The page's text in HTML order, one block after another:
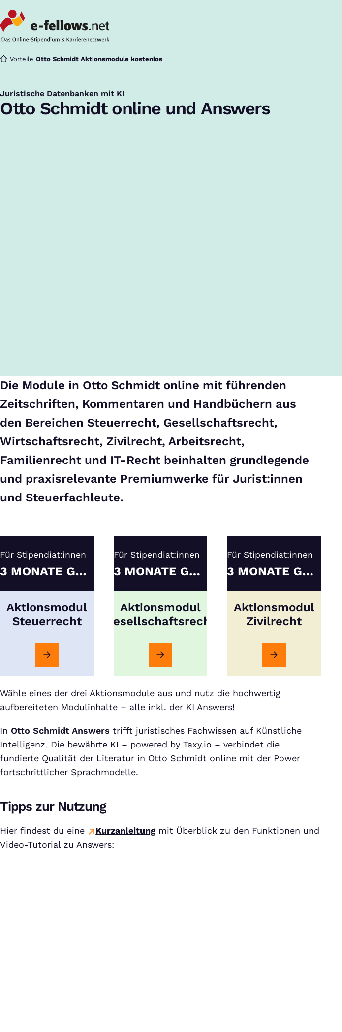
Startseite
Vorteile Otto Schmidt Aktionsmodule kostenlos
Juristische Datenbanken mit KI
:
Otto Schmidt online und Answers
Die Module in Otto Schmidt online mit führenden
Zeitschriften, Kommentaren und Handbüchern aus
den Bereichen Steuerrecht, Gesellschaftsrecht,
Wirtschaftsrecht, Zivilrecht, Arbeitsrecht,
Familienrecht und IT-Recht beinhalten grundlegende
und praxisrelevante Premiumwerke für Jurist:innen
und Steuerfachleute.
Für Stipendiat:innen
3 MONATE GRATIS
Aktionsmodul
Steuerrecht
Für Stipendiat:innen
3 MONATE GRATIS
Aktionsmodul
Gesellschaftsrecht
Für Stipendiat:innen
3 MONATE GRATIS
Aktionsmodul
Zivilrecht
Wähle eines der drei Aktionsmodule aus und nutz die hochwertig
aufbereiteten Modulinhalte – alle inkl. der KI Answers!
In Otto Schmidt Answers trifft juristisches Fachwissen auf Künstliche
Intelligenz. Die bewährte KI – powered by Taxy.io – verbindet die
fundierte Qualität der Literatur in Otto Schmidt online mit der Power
fortschrittlicher Sprachmodelle.
Tipps zur Nutzung
Hier findest du eine Kurzanleitung mit Überblick zu den Funktionen und
Video-Tutorial zu Answers: